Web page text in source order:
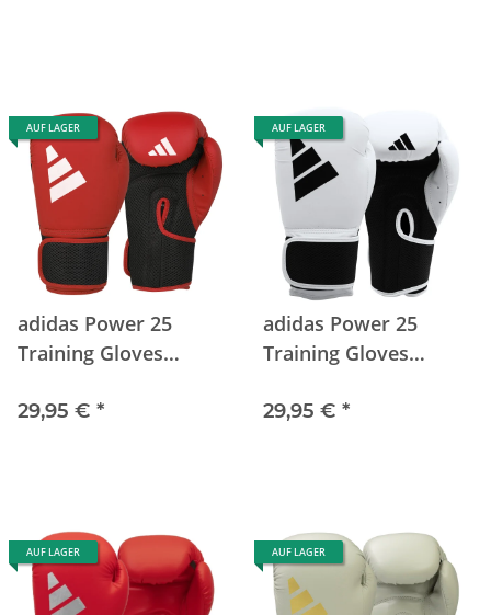
AUF LAGER
adidas Power 25
Training Gloves
29,95 € *
AUF LAGER
adidas Power 25
Training Gloves
29,95 € *
AUF LAGER AUF LAGER